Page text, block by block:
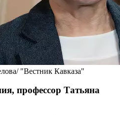
"Вестник Кавказа"
профессор Татьяна